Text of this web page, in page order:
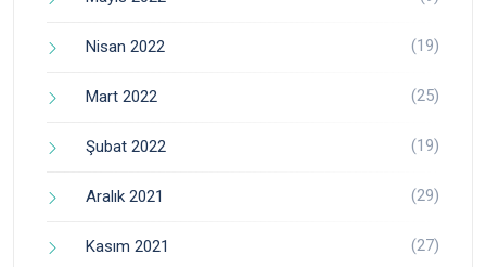
Nisan 2022 (19)
Mart 2022 (25)
Şubat 2022 (19)
Aralık 2021 (29)
Kasım 2021 (27)